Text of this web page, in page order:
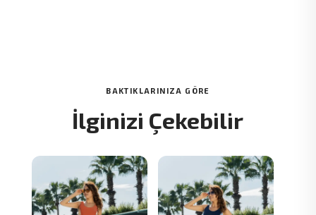
BAKTIKLARINIZA GÖRE
İlginizi Çekebilir